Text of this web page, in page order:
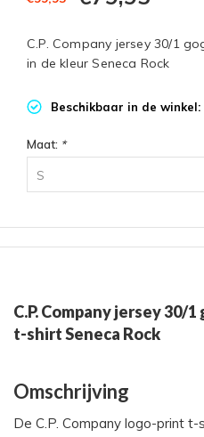
C.P. Company jersey 30/1
in de kleur Seneca Rock
Beschikbaar in de winkel:
Maat: *
S
C.P. Company jersey 30/
t-shirt Seneca Rock
Omschrijving
De C.P. Company logo-print